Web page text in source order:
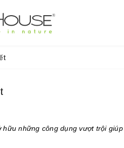
những công dụng vượt trội